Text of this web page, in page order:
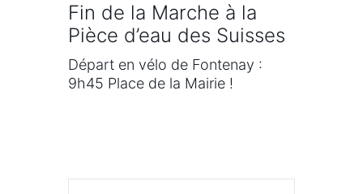
Fin de la Marche à la
Pièce d’eau des Suisses
Départ en vélo de Fontenay :
9h45 Place de la Mairie !